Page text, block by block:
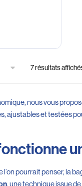
7 résultats
nous vous
ajustables et testées
pourrait penser, la
, une technique issue